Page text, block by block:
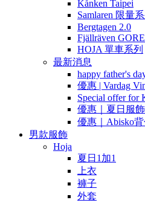
Kånken Taipei
Samlaren 限量系
Bergtagen 2.0
Fjällräven
HOJA 單車系列
最新消息
happy father's
優惠 | Vardag
Special offer for
優惠｜夏日服飾
優惠｜Abisko
男款服飾
Hoja
夏日1加1
上衣
褲子
外套